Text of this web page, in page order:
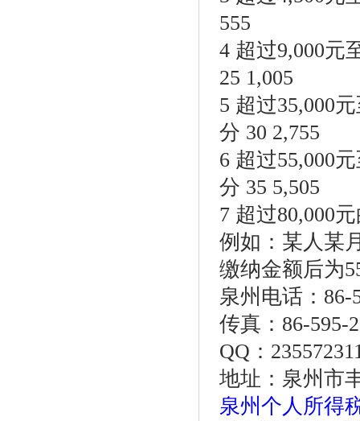
555
4 超过9,000元
25 1,005
5 超过35,000
分 30 2,755
6 超过55,000
分 35 5,505
7 超过80,000
例如：某人某
缴纳金额后为
泉州电话：
传真：86-
QQ：
地址：泉州市
泉州个人所得